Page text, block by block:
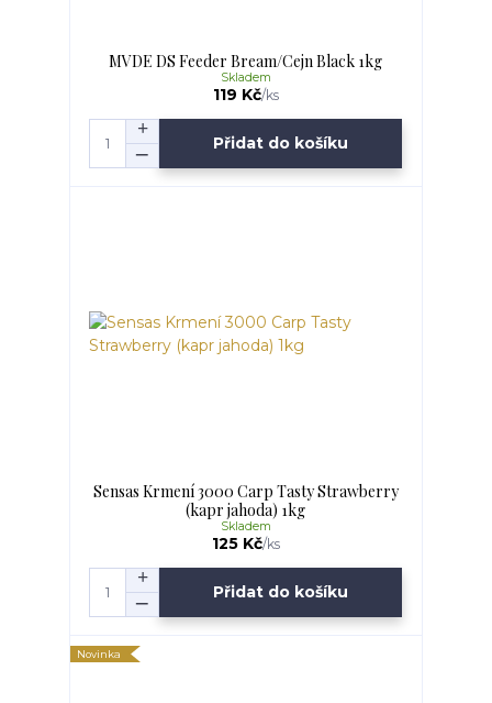
MVDE DS Feeder Bream/Cejn Black 1kg
119 Kč/ks
Skladem
Přidat do košíku
Sensas Krmení 3000 Carp Tasty Strawberry
(kapr jahoda) 1kg
125 Kč/ks
Skladem
Přidat do košíku
Novinka